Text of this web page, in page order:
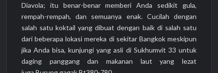
Diavola; itu benar-benar memberi Anda sedikit gula,
rempah-rempah, dan semuanya enak. Cucilah dengan
salah satu koktail yang dibuat dengan baik di salah satu
dari beberapa lokasi mereka di sekitar Bangkok meskipun
jika Anda bisa, kunjungi yang asli di Sukhumvit 33 untuk
daging panggang dan makanan laut yang lezat